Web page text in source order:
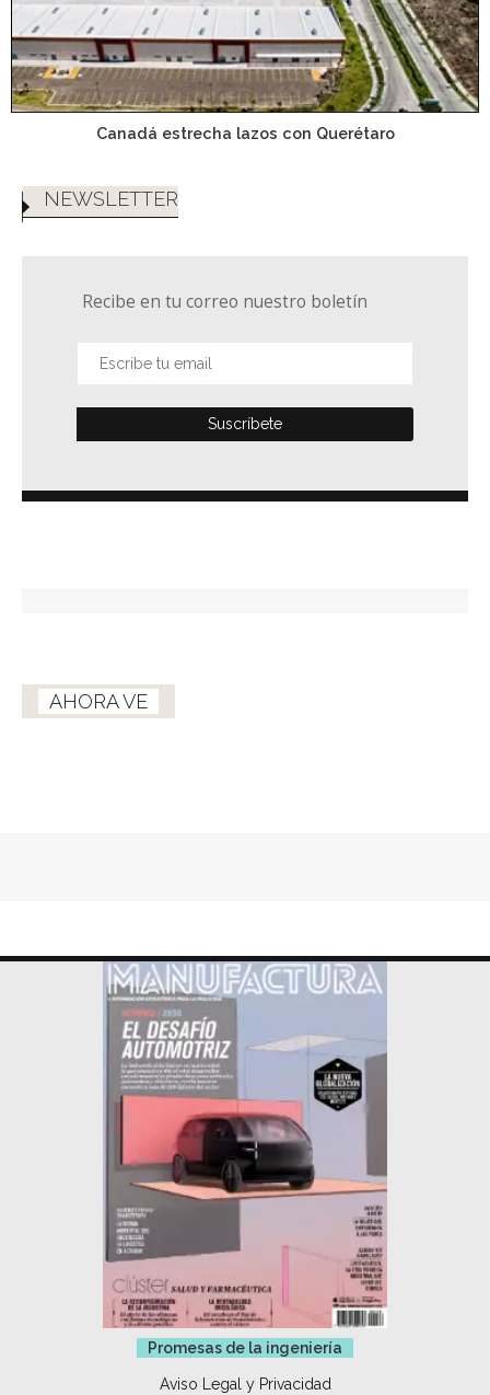
Canadá estrecha lazos con Querétaro
NEWSLETTER
Recibe en tu correo nuestro boletín
AHORA VE
Promesas de la ingeniería
Aviso Legal y Privacidad